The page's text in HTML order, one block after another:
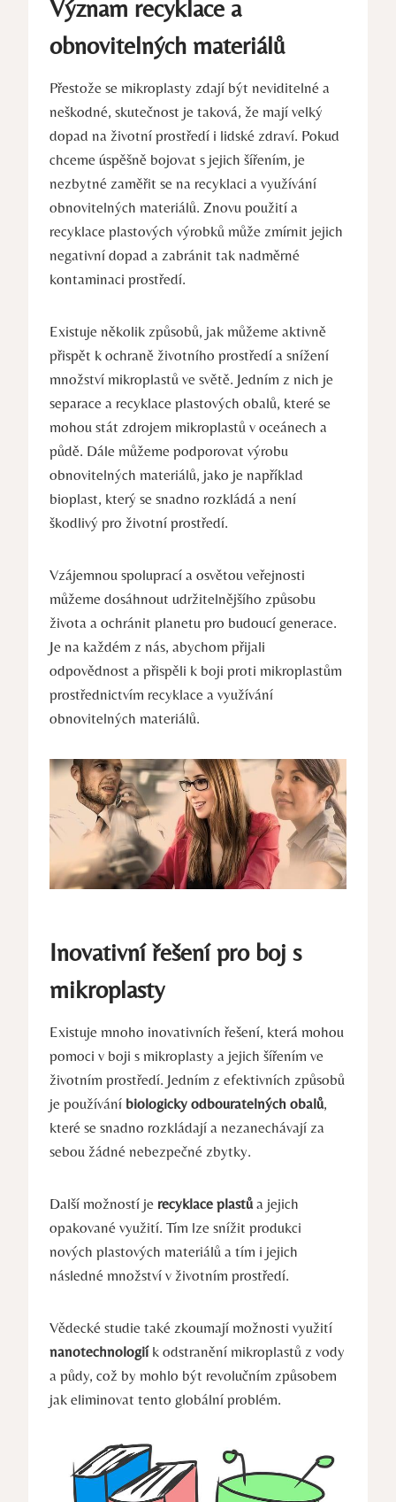
Význam recyklace a
obnovitelných materiálů
Přestože se mikroplasty zdají být neviditelné a
neškodné, skutečnost je taková, že mají velký
dopad na životní prostředí i lidské zdraví. Pokud
chceme úspěšně bojovat s jejich šířením, je
nezbytné zaměřit se na recyklaci a využívání
obnovitelných materiálů. Znovu použití a
recyklace plastových výrobků může zmírnit jejich
negativní dopad a zabránit tak nadměrné
kontaminaci prostředí.
Existuje několik způsobů, jak můžeme aktivně
přispět k ochraně životního prostředí a snížení
množství mikroplastů ve světě. Jedním z nich je
separace a recyklace plastových obalů, které se
mohou stát zdrojem mikroplastů v oceánech a
půdě. Dále můžeme podporovat výrobu
obnovitelných materiálů, jako je například
bioplast, který se snadno rozkládá a není
škodlivý pro životní prostředí.
Vzájemnou spoluprací a osvětou veřejnosti
můžeme dosáhnout udržitelnějšího způsobu
života a ochránit planetu pro budoucí generace.
Je na každém z nás, abychom přijali
odpovědnost a přispěli k boji proti mikroplastům
prostřednictvím recyklace a využívání
obnovitelných materiálů.
Inovativní řešení pro boj s
mikroplasty
Existuje mnoho inovativních řešení, která mohou
pomoci v boji s mikroplasty a jejich šířením ve
životním prostředí. Jedním z efektivních způsobů
je používání biologicky odbouratelných obalů,
které se snadno rozkládají a nezanechávají za
sebou žádné nebezpečné zbytky.
Další možností je recyklace plastůa jejich
opakované využití. Tím lze snížit produkci
nových plastových materiálů a tím i jejich
následné množství v životním prostředí.
Vědecké studie také zkoumají možnosti využití
nanotechnologiík odstranění mikroplastů z vody
a půdy, což by mohlo být revolučním způsobem
jak eliminovat tento globální problém.